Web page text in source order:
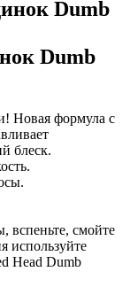
Dumb
Новая формула с
блеск.
вспеньте, смойте
используйте
Head Dumb